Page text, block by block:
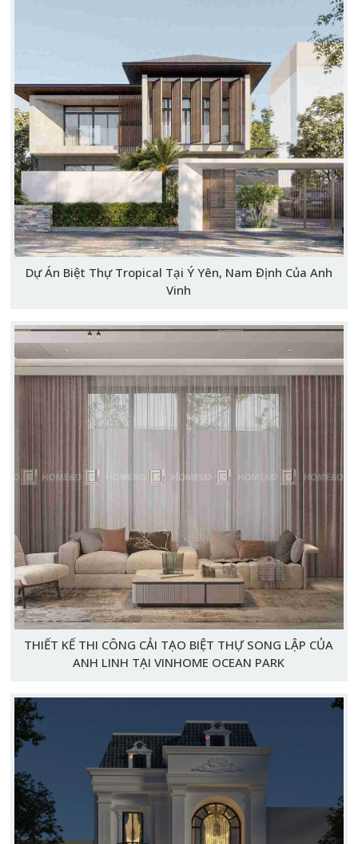
Dự Án Biệt Thự Tropical Tại Ý Yên, Nam Định Của Anh
Vinh
THIẾT KẾ THI CÔNG CẢI TẠO BIỆT THỰ SONG LẬP CỦA
ANH LINH TẠI VINHOME OCEAN PARK